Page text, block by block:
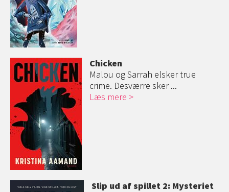
Chicken
Malou og Sarrah elsker true
crime. Desværre sker ...
Læs mere
Slip ud af spillet 2: Mysteriet